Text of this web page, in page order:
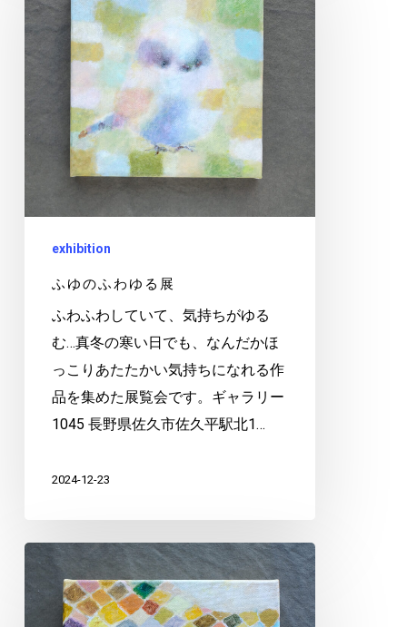
の
ふ
exhibition
ふゆのふわゆる展
ふわふわしていて、気持ちがゆる
む…真冬の寒い日でも、なんだかほ
っこりあたたかい気持ちになれる作
品を集めた展覧会です。ギャラリー
1045 長野県佐久市佐久平駅北1…
2024-12-23
と